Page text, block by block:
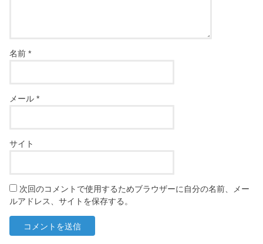
名前*
メール*
サイト
次回のコメントで使用するためブラウザーに自分の名前、メー
ルアドレス、サイトを保存する。